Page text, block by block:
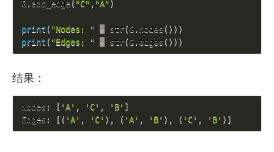
G. add_edge( "C" , "A")
print ( "Nodes: " + str(G. nodes ( ) ) )
print ( "Edges: " + str(G. edges ( ) ) )
结果：
Nodes : [ 'A' , 'C' , 'B' ]
Edges : [ ( 'A' , 'C' ) , ( 'A' , 'B' ) , ( 'C' , 'B' ) ]